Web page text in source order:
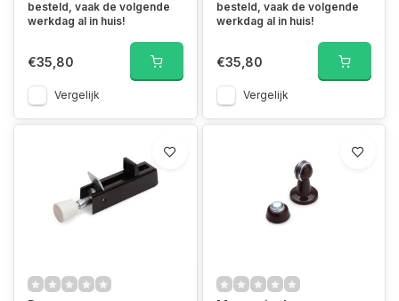
besteld, vaak de volgende
werkdag al in huis!
€35,80
Vergelijk
besteld, vaak de volgende
werkdag al in huis!
€35,80
Vergelijk